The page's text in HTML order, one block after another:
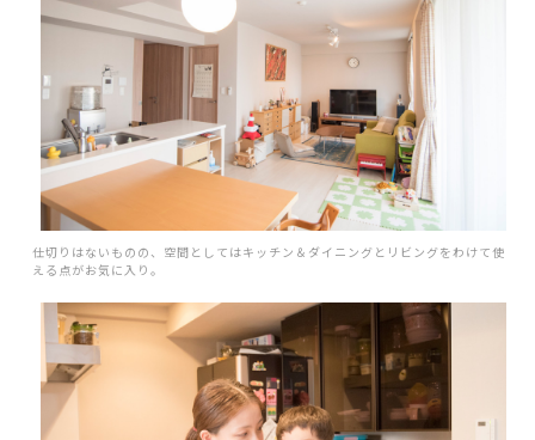
仕切りはないものの、空間としてはキッチン＆ダイニングとリビングをわけて使
える点がお気に入り。